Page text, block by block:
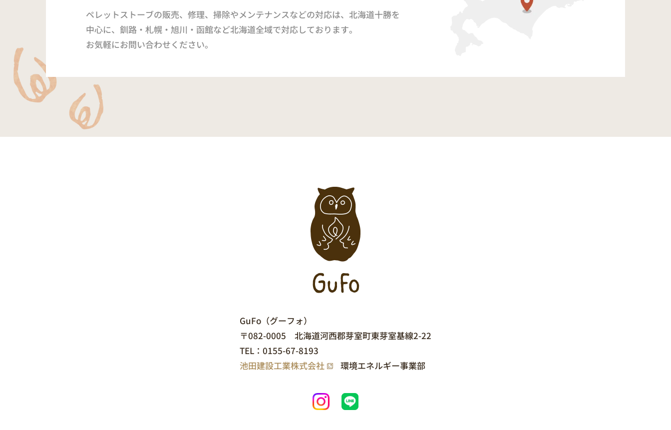
ペレットストーブの販売、修理、掃除やメンテナンスなどの対応は、北海道十勝を
中心に、釧路・札幌・旭川・函館など北海道全域で対応しております。
お気軽にお問い合わせください。
GuFo（グーフォ）
〒082-0005 北海道河西郡芽室町東芽室基線2-22
TEL： 0155-67-8193
池田建設工業株式会社
環境エネルギー事業部